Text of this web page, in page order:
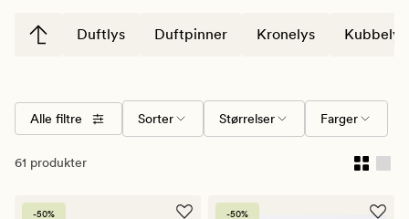
aktivisere dine gode medlemspriser!
Duftlys Duftpinner Kronelys Kubbelys
Alle filtre Sorter Størrelser Farger
61 produkter
-50% -50%